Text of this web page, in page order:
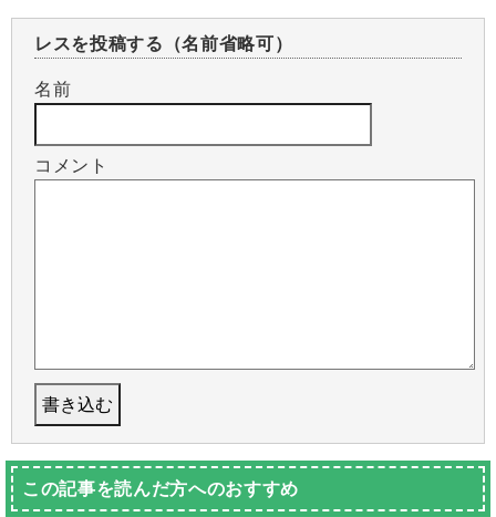
レスを投稿する（名前省略可）
名前
コメント
この記事を読んだ方へのおすすめ